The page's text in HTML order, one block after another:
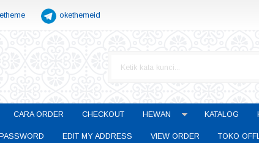
okethemeid
CARA ORDER CHECKOUT HEWAN KATALOG
EDIT MY ADDRESS VIEW ORDER TOKO